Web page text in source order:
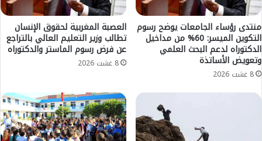
س
ي
ا
ل
م
ل
ك
ي
ت
منتدى رؤساء الجامعات يوضح رسوم
التكوين الميسر: 60% من مداخيل
الدكتوراه لدعم البحث العلمي
وتعويض الأساتذة
8 غشت 2026
العصبة المغربية لحقوق الإنسان
تطالب وزير التعليم العالي بالتراجع
عن فرض رسوم الماستر والدكتوراه
8 غشت 2026